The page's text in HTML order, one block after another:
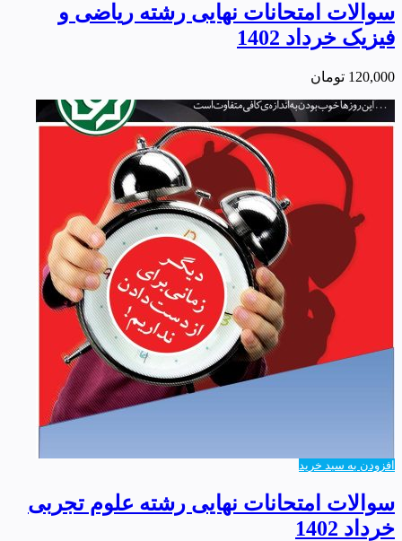
سوالات امتحانات نهایی رشته ریاضی و
فیزیک خرداد 1402
120,000 تومان
افزودن به سبد خرید
سوالات امتحانات نهایی رشته علوم تجربی
خرداد 1402